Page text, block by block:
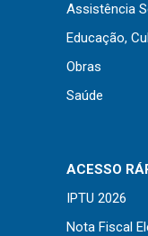
Assistência
Educação,
Obras
Saúde
ACESSO
IPTU 2026
Nota Fiscal